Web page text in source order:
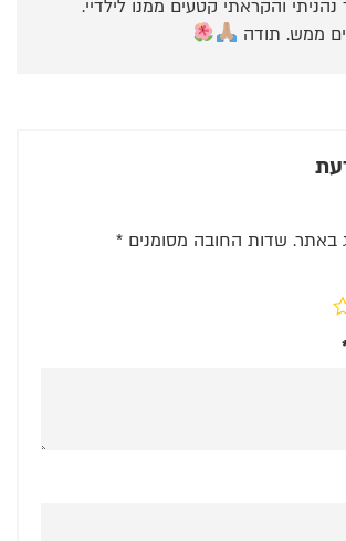
נהניתי והקראתי קטעים ממנו לילדיי.
ממש. תודה
באתר. שדות החובה מסומנים *